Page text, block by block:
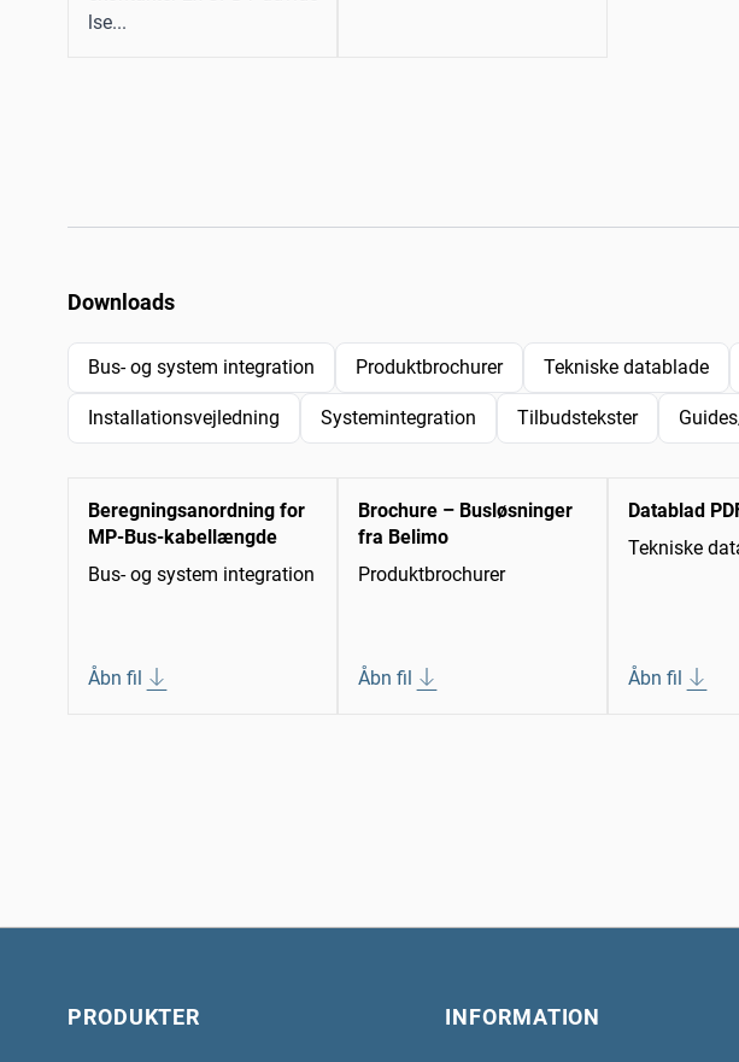
lse...
Downloads
Bus- og system integration Produktbrochurer Tekniske datablade
Installationsvejledning Systemintegration Tilbudstekster
Beregningsanordning for
MP-Bus-kabellængde
Bus- og system integration
Åbn fil
Brochure – Busløsninger
fra Belimo
Produktbrochurer
Åbn fil
Datablad
Tekniske
Åbn fil
PRODUKTER INFORMATION